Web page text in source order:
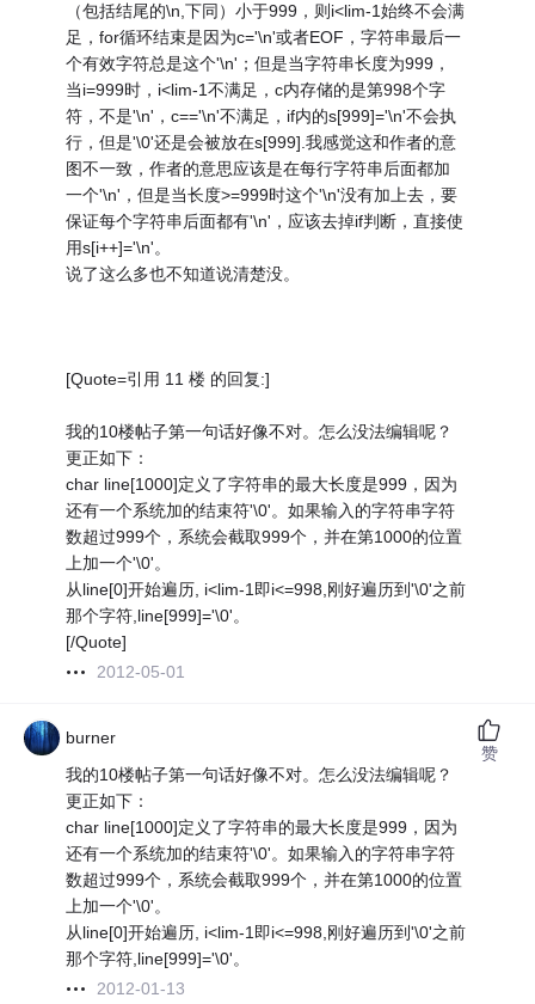
（包括结尾的\n,下同）小于999，则i<lim-1始终不会满
足，for循环结束是因为c='\n'或者EOF，字符串最后一
个有效字符总是这个'\n'；但是当字符串长度为999，
当i=999时，i<lim-1不满足，c内存储的是第998个字
符，不是'\n'，c=='\n'不满足，if内的s[999]='\n'不会执
行，但是'\0'还是会被放在s[999].我感觉这和作者的意
图不一致，作者的意思应该是在每行字符串后面都加
一个'\n'，但是当长度>=999时这个'\n'没有加上去，要
保证每个字符串后面都有'\n'，应该去掉if判断，直接使
用s[i++]='\n'。
说了这么多也不知道说清楚没。
[Quote=引用 11 楼 的回复:]
我的10楼帖子第一句话好像不对。怎么没法编辑呢？
更正如下：
char line[1000]定义了字符串的最大长度是999，因为
还有一个系统加的结束符'\0'。如果输入的字符串字符
数超过999个，系统会截取999个，并在第1000的位置
上加一个'\0'。
从line[0]开始遍历, i<lim-1即i<=998,刚好遍历到'\0'之前
那个字符,line[999]='\0'。
[/Quote]
2012-05-01
burner
我的10楼帖子第一句话好像不对。怎么没法编辑呢？
更正如下：
char line[1000]定义了字符串的最大长度是999，因为
还有一个系统加的结束符'\0'。如果输入的字符串字符
数超过999个，系统会截取999个，并在第1000的位置
上加一个'\0'。
从line[0]开始遍历, i<lim-1即i<=998,刚好遍历到'\0'之前
那个字符,line[999]='\0'。
2012-01-13
赞